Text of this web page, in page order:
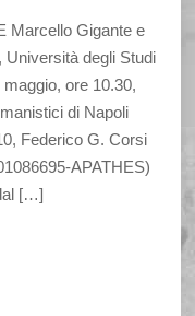
Marcello Gigante e
degli Studi
ore 10.30,
di Napoli
Federico G. Corsi
APATHES)
[…]